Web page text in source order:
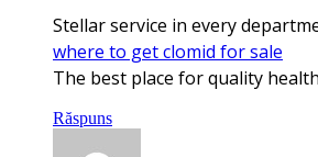
Stellar service in every
where to get clomid for sale
The best place for quality
Răspuns